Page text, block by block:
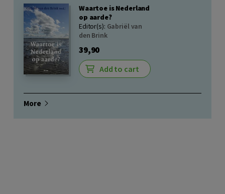
Waartoe is Nederland
op aarde?
Editor(s): Gabriël van
den Brink
39,90
Add to cart
More